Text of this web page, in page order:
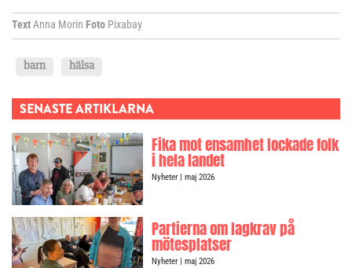
TextAnna Morin Foto Pixabay
barn hälsa
SENASTE ARTIKLARNA
Fika mot ensamhet lockade folk
i hela landet
Nyheter| maj 2026
Partierna om lagkrav på
mötesplatser
Nyheter| maj 2026